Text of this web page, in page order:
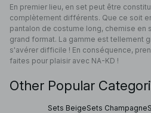
En premier lieu, en set peut être
complètement différents. Que ce soit
pantalon de costume long, chemise en
grand format. La gamme est tellement
s'avérer difficile ! En conséquence,
faites pour plaisir avec NA-KD !
Other Popular
Sets BeigeSets Champagne